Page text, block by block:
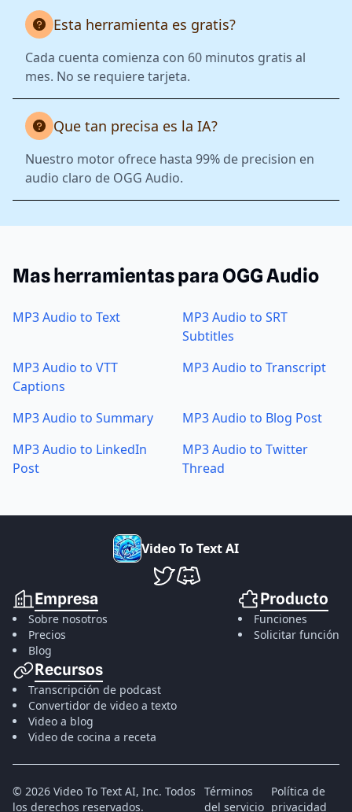
Esta herramienta es gratis?
Cada cuenta comienza con 60 minutos gratis al
mes. No se requiere tarjeta.
Que tan precisa es la IA?
Nuestro motor ofrece hasta 99% de precision en
audio claro de OGG Audio.
Mas herramientas para OGG Audio
MP3 Audio to Text
MP3 Audio to SRT
Subtitles
MP3 Audio to VTT
Captions
MP3 Audio to Transcript
MP3 Audio to Summary
MP3 Audio to Blog Post
MP3 Audio to LinkedIn
Post
MP3 Audio to Twitter
Thread
VideoToTextAI
VideoToTextAI en Twitter
VideoToTextAI en Discord
Empresa
Sobre nosotros
Precios
Blog
Producto
Funciones
Solicitar función
Recursos
Transcripción de podcast
Convertidor de video a texto
Video a blog
Video de cocina a receta
© 2026 Video To Text AI, Inc. Todos
los derechos reservados.
Términos
del servicio
Política de
privacidad